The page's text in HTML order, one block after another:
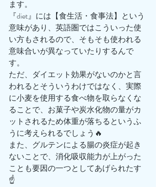
ます。
『diet』には【食生活・食事法】という
意味があり、英語圏ではこういった使
い方もされるので、そもそも使われる
意味合いが異なっていたりするんで
す。
ただ、ダイエット効果がないのかと言
われるとそういうわけではなく、実際
に小麦を使用する食べ物を取らなくな
ることで、お菓子や炭水化物の量がカ
ットされるため体重が落ちるというふ
うに考えられるでしょう🔥
また、グルテンによる腸の炎症が起き
ないことで、消化吸収能力が上がった
ことも要因の一つとしてあげられたす
☝️